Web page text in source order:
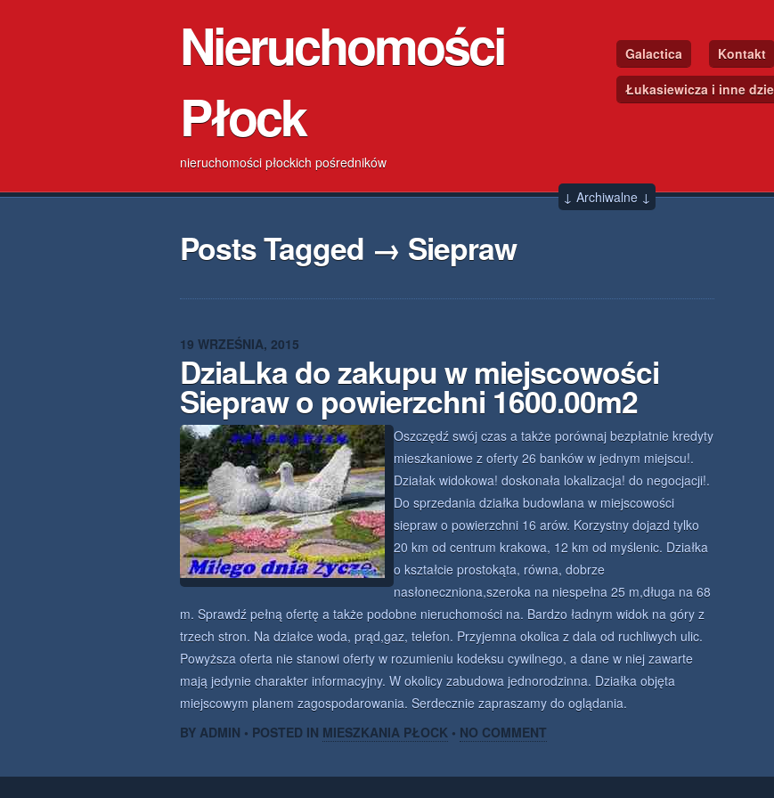
Nieruchomości
Płock
nieruchomości płockich pośredników
Galactica
Kontakt
Łukasiewicza i inne
↓ Archiwalne ↓
Posts Tagged → Siepraw
19 WRZEŚNIA, 2015
DziaLka do zakupu w miejscowości
Siepraw o powierzchni 1600.00m2
Oszczędź swój czas a także porównaj bezpłatnie kredyty
mieszkaniowe z oferty 26 banków w jednym miejscu!.
Działak widokowa! doskonała lokalizacja! do negocjacji!.
Do sprzedania działka budowlana w miejscowości
siepraw o powierzchni 16 arów. Korzystny dojazd tylko
20 km od centrum krakowa, 12 km od myślenic. Działka
o kształcie prostokąta, równa, dobrze
nasłoneczniona,szeroka na niespełna 25 m,długa na 68
m. Sprawdź pełną ofertę a także podobne nieruchomości na. Bardzo ładnym widok na góry z
trzech stron. Na działce woda, prąd,gaz, telefon. Przyjemna okolica z dala od ruchliwych ulic.
Powyższa oferta nie stanowi oferty w rozumieniu kodeksu cywilnego, a dane w niej zawarte
mają jedynie charakter informacyjny. W okolicy zabudowa jednorodzinna. Działka objęta
miejscowym planem zagospodarowania. Serdecznie zapraszamy do oglądania.
BY ADMIN • POSTED IN MIESZKANIA PŁOCK • NO COMMENT